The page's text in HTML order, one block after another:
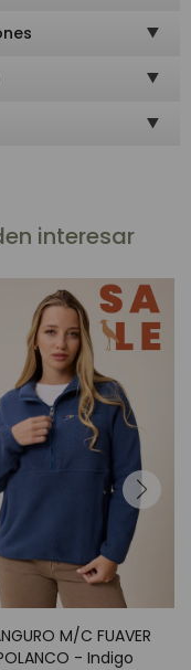
interesar
M/C FUAVER
- Indigo